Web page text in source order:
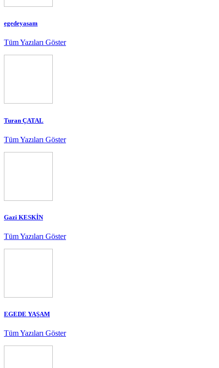
egedeyasam
Tüm Yazıları Göster
Turan ÇATAL
Tüm Yazıları Göster
Gazi KESKİN
Tüm Yazıları Göster
EGEDE YAŞAM
Tüm Yazıları Göster